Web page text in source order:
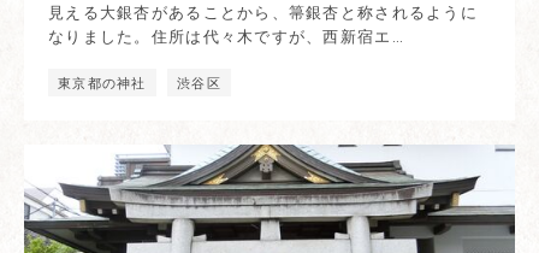
東京都の神社 渋谷区
見える大銀杏があることから、箒銀杏と称されるように
なりました。住所は代々木ですが、西新宿エ…